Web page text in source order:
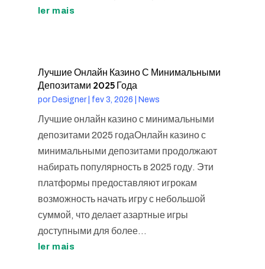
ler mais
Лучшие Онлайн Казино С Минимальными
Депозитами 2025 Года
por Designer| fev 3, 2026 News
Лучшие онлайн казино с минимальными
депозитами 2025 годаОнлайн казино с
минимальными депозитами продолжают
набирать популярность в 2025 году. Эти
платформы предоставляют игрокам
возможность начать игру с небольшой
суммой, что делает азартные игры
доступными для более...
ler mais